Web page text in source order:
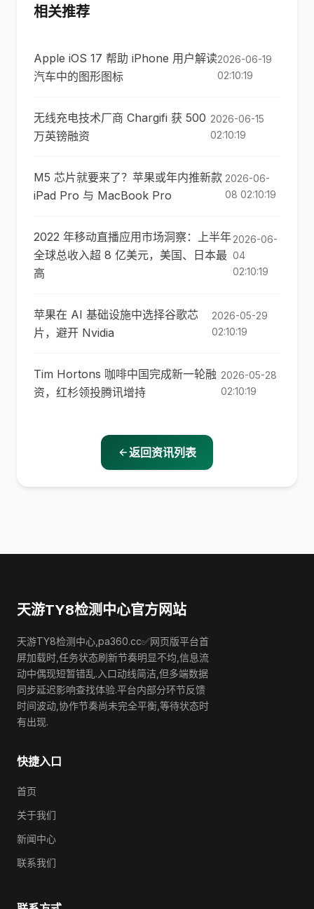
相关推荐
Apple iOS 17 帮助 iPhone 用户解读
汽车中的图形图标
2026-06-19
02:10:19
无线充电技术厂商 Chargifi 获 500
万英镑融资
2026-06-15
02:10:19
M5 芯片就要来了？苹果或年内推新款
iPad Pro 与 MacBook Pro
2026-06-
08 02:10:19
2022 年移动直播应用市场洞察：上半年
全球总收入超 8 亿美元，美国、日本最
高
2026-06-
04
02:10:19
苹果在 AI 基础设施中选择谷歌芯
片，避开 Nvidia
2026-05-29
02:10:19
Tim Hortons 咖啡中国完成新一轮融
资，红杉领投腾讯增持
2026-05-28
02:10:19
返回资讯列表
天游TY8检测中心官方网站
天游TY8检测中心,pa360.cc✅网页版平台首
屏加载时,任务状态刷新节奏明显不均,信息流
动中偶现短暂错乱.入口动线简洁,但多端数据
同步延迟影响查找体验.平台内部分环节反馈
时间波动,协作节奏尚未完全平衡,等待状态时
有出现.
快捷入口
首页
关于我们
新闻中心
联系我们